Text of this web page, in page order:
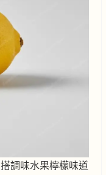
調味水果檸檬味道